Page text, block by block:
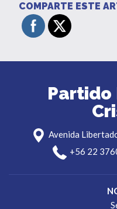
COMPARTE ESTE
Partido
Avenida
+56 22